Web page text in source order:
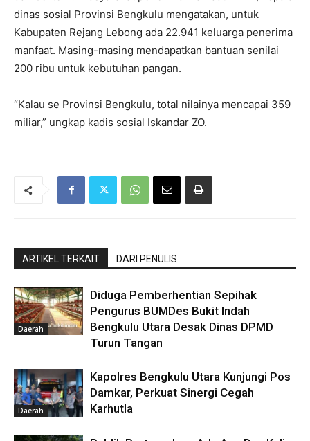
dinas sosial Provinsi Bengkulu mengatakan, untuk
Kabupaten Rejang Lebong ada 22.941 keluarga penerima
manfaat. Masing-masing mendapatkan bantuan senilai
200 ribu untuk kebutuhan pangan.
“Kalau se Provinsi Bengkulu, total nilainya mencapai 359
miliar,” ungkap kadis sosial Iskandar ZO.
ARTIKEL TERKAIT DARI PENULIS
Daerah
Diduga Pemberhentian Sepihak
Pengurus BUMDes Bukit Indah
Bengkulu Utara Desak Dinas DPMD
Turun Tangan
Daerah
Kapolres Bengkulu Utara Kunjungi Pos
Damkar, Perkuat Sinergi Cegah
Karhutla